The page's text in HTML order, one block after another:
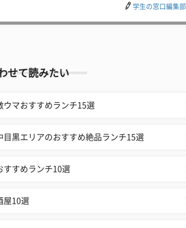
学生の窓口編集部
せて読みたい
ウマおすすめランチ15選
黒エリアのおすすめ絶品ランチ15選
すすめランチ10選
屋10選